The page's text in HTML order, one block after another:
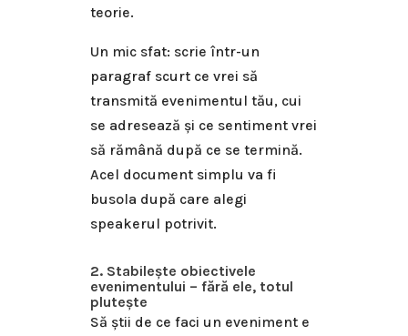
teorie.
Un mic sfat: scrie într-un
paragraf scurt ce vrei să
transmită evenimentul tău, cui
se adresează și ce sentiment vrei
să rămână după ce se termină.
Acel document simplu va fi
busola după care alegi
speakerul potrivit.
2. Stabilește obiectivele
evenimentului – fără ele, totul
plutește
Să știi de ce faci un eveniment e